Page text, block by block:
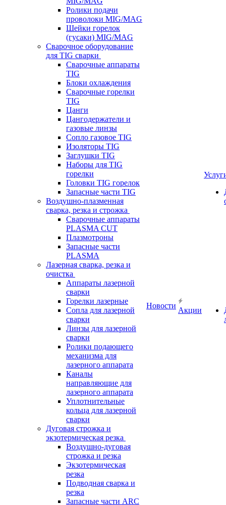
Ролики подачи
проволоки MIG/MAG
Шейки горелок
(гусаки) MIG/MAG
Сварочное оборудование
для TIG сварки
Сварочные аппараты
TIG
Блоки охлаждения
Сварочные горелки
TIG
Цанги
Цангодержатели и
газовые линзы
Сопло газовое TIG
Изоляторы TIG
Заглушки TIG
Наборы для TIG
горелки
Головки TIG горелок
Запасные части TIG
Воздушно-плазменная
сварка, резка и строжка
Сварочные аппараты
PLASMA CUT
Плазмотроны
Запасные части
PLASMA
Лазерная сварка, резка и
очистка
Аппараты лазерной
сварки
Горелки лазерные
Сопла для лазерной
сварки
Линзы для лазерной
сварки
Ролики подающего
механизма для
лазерного аппарата
Каналы
направляющие для
лазерного аппарата
Уплотнительные
кольца для лазерной
сварки
Дуговая строжка и
экзотермическая резка
Воздушно-дуговая
строжка и резка
Экзотермическая
резка
Подводная сварка и
резка
Запасные части ARC
Новости
Акции